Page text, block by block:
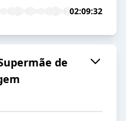
02:09:32
de